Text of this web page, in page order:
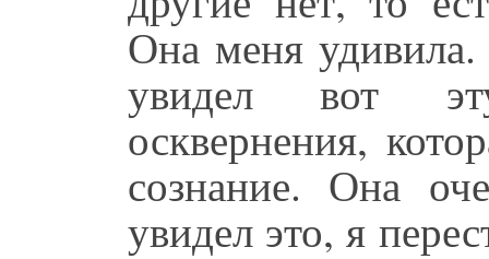
Она меня
увидел вот
осквернения,
сознание. Она
увидел это, я